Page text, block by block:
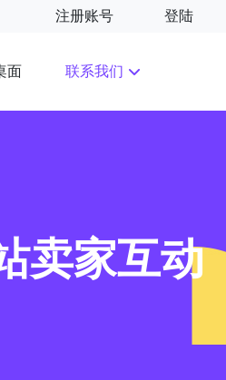
注册账号 登陆
面 联系我们
卖家互动